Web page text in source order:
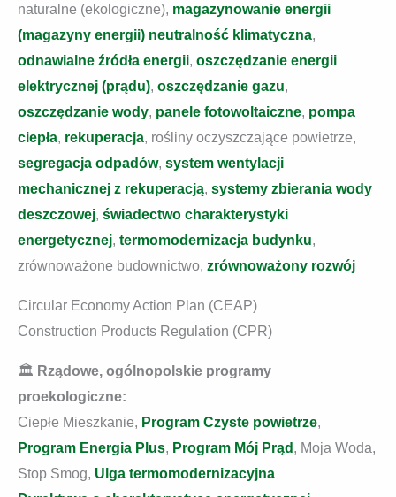
naturalne (ekologiczne), magazynowanie energii
(magazyny energii) neutralność klimatyczna,
odnawialne źródła energii, oszczędzanie energii
elektrycznej (prądu), oszczędzanie gazu,
oszczędzanie wody, panele fotowoltaiczne, pompa
ciepła, rekuperacja, rośliny oczyszczające powietrze,
segregacja odpadów, system wentylacji
mechanicznej z rekuperacją, systemy zbierania wody
deszczowej, świadectwo charakterystyki
energetycznej, termomodernizacja budynku,
zrównoważone budownictwo, zrównoważony rozwój
Circular Economy Action Plan (CEAP)
Construction Products Regulation (CPR)
🏛️ Rządowe, ogólnopolskie programy
proekologiczne:
Ciepłe Mieszkanie, Program Czyste powietrze,
Program Energia Plus, Program Mój Prąd , Moja Woda,
Stop Smog, Ulga termomodernizacyjna